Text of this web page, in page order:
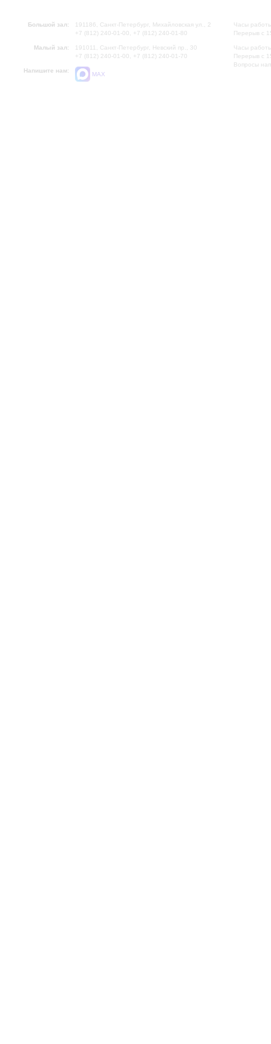
Большой зал:
191186, Санкт-Петербург, Михайловская ул., 2
+7 (812) 240-01-00, +7 (812) 240-01-80
Малый зал:
191011, Санкт-Петербург, Невский пр., 30
+7 (812) 240-01-00, +7 (812) 240-01-70
Напишите нам:
MAX
Часы
Перерыв с
Часы
Перерыв с
Вопросы